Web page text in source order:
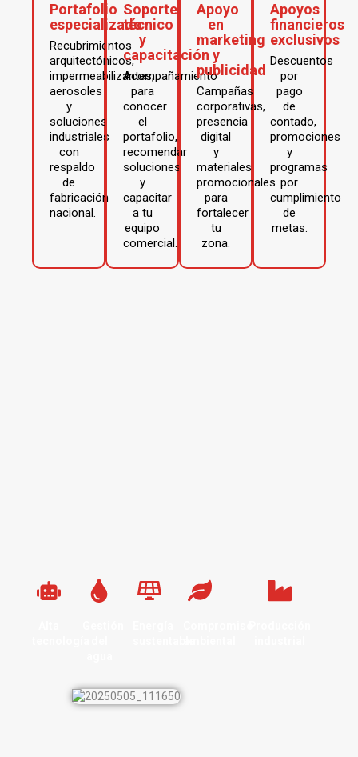
Portafolio
especializado
Recubrimientos
arquitectónicos,
impermeabilizantes,
aerosoles
y
soluciones
industriales
con
respaldo
de
fabricación
nacional.
Soporte
técnico
y
capacitación
Acompañamiento
para
conocer
el
portafolio,
recomendar
soluciones
y
capacitar
a tu
equipo
comercial.
Apoyo
en
marketing
y
publicidad
Campañas
corporativas,
presencia
digital
y
materiales
promocionales
para
fortalecer
tu
zona.
Apoyos
financieros
exclusivos
Descuentos
por
pago
de
contado,
promociones
y
programas
por
cumplimiento
de
metas.